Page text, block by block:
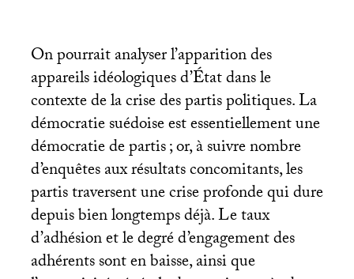
On pourrait analyser l’apparition des
appareils idéologiques d’État dans le
contexte de la crise des partis politiques. La
démocratie suédoise est essentiellement une
démocratie de partis; or, à suivre nombre
d’enquêtes aux résultats concomitants, les
partis traversent une crise profonde qui dure
depuis bien longtemps déjà. Le taux
d’adhésion et le degré d’engagement des
adhérents sont en baisse, ainsi que